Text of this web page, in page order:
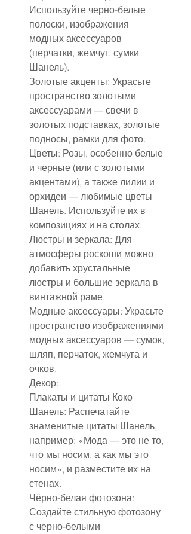
Используйте черно-белые
полоски, изображения
модных аксессуаров
(перчатки, жемчуг, сумки
Шанель).
Золотые акценты: Украсьте
пространство золотыми
аксессуарами — свечи в
золотых подставках, золотые
подносы, рамки для фото.
Цветы: Розы, особенно белые
и черные (или с золотыми
акцентами), а также лилии и
орхидеи — любимые цветы
Шанель. Используйте их в
композициях и на столах.
Люстры и зеркала: Для
атмосферы роскоши можно
добавить хрустальные
люстры и большие зеркала в
винтажной раме.
Модные аксессуары: Украсьте
пространство изображениями
модных аксессуаров — сумок,
шляп, перчаток, жемчуга и
очков.
Декор:
Плакаты и цитаты Коко
Шанель: Распечатайте
знаменитые цитаты Шанель,
например: «Мода — это не то,
что мы носим, а как мы это
носим», и разместите их на
стенах.
Чёрно-белая фотозона:
Создайте стильную фотозону
с черно-белыми